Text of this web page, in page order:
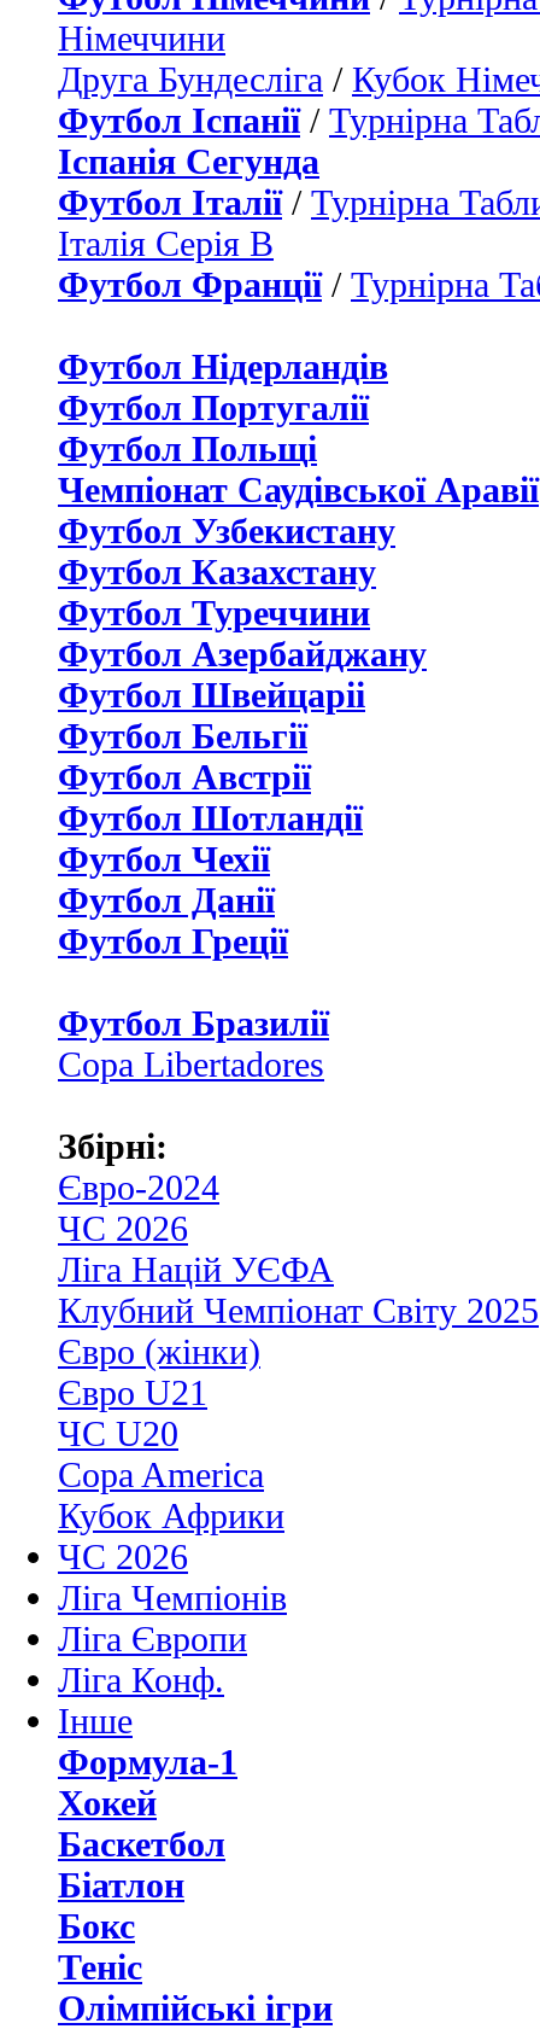
Німеччини
Друга Бундесліга / Кубок
Футбол Іспанії/ Турнірна
Іспанія Сегунда
Футбол Італії/ Турнірна
Італія Серія B
Футбол Франції/ Турнірна
Футбол Нідерландiв
Футбол Португалії
Футбол Польщі
Чемпіонат Саудівської Аравії
Футбол Узбекистану
Футбол Казахстану
Футбол Туреччини
Футбол Азербайджану
Футбол Швейцаріі
Футбол Бельгії
Футбол Австрії
Футбол Шотландії
Футбол Чехії
Футбол Данії
Футбол Греції
Футбол Бразилії
Copa Libertadores
Збірні:
Євро-2024
ЧС 2026
Ліга Націй УЄФА
Клубний Чемпіонат Світу 2025
Євро (жінки)
Євро U21
ЧС U20
Copa America
Кубок Африки
ЧС 2026
Ліга Чемпіонів
Ліга Європи
Ліга Конф.
Інше
Формула-1
Хокей
Баскетбол
Біатлон
Бокс
Теніс
Олімпійські ігри